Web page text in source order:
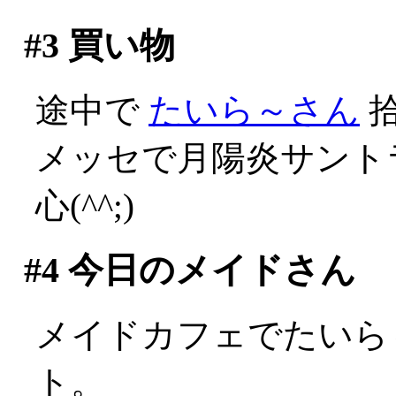
#3 買い物
途中で たいら～さん
メッセで月陽炎サン
心(^^;)
#4今日のメイドさん
メイドカフェでたい
ト。